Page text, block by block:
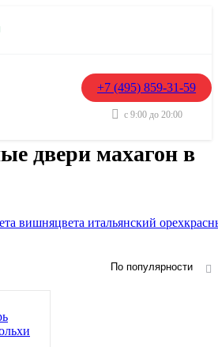
+7 (495) 859-31-59
с 9:00 до 20:00
двери махагон в
вишняцвета итальянский орех
По популярности